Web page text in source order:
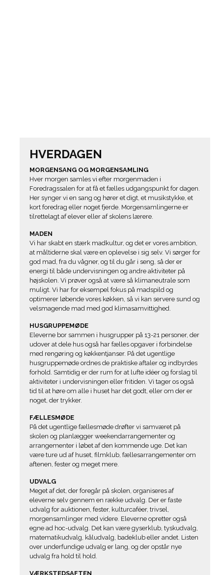
HVERDAGEN
MORGENSANG OG MORGENSAMLING
Hver morgen samles vi efter morgenmaden i
Foredragssalen for at få et fælles udgangspunkt for dagen.
Her synger vi en sang og hører et digt, et musikstykke, et
kort foredrag eller noget fjerde. Morgensamlingerne er
tilrettelagt af elever eller af skolens lærere.
MADEN
Vi har skabt en stærk madkultur, og det er vores ambition,
at måltiderne skal være en oplevelse i sig selv. Vi sørger for
god mad, fra du vågner, og til du går i seng, så der er
energi til både undervisningen og andre aktiviteter på
højskolen. Vi prøver også at være så klimaneutrale som
muligt. Vi har for eksempel fokus på madspild og
optimerer løbende vores køkken, så vi kan servere sund og
velsmagende mad med god klimasamvittighed.
HUSGRUPPEMØDE
Eleverne bor sammen i husgrupper på 13-21 personer, der
udover at dele hus også har fælles opgaver i forbindelse
med rengøring og køkkentjanser. På det ugentlige
husgruppemøde ordnes de praktiske aftaler og indbyrdes
forhold. Samtidig er der rum for at lufte idéer og forslag til
aktiviteter i undervisningen eller fritiden. Vi tager os også
tid til at høre om alle i huset har det godt, eller om der er
noget, der trykker.
FÆLLESMØDE
På det ugentlige fællesmøde drøfter vi samværet på
skolen og planlægger weekendarrangementer og
arrangementer i løbet af den kommende uge. Det kan
være ture ud af huset, filmklub, fællesarrangementer om
aftenen, fester og meget mere.
UDVALG
Meget af det, der foregår på skolen, organiseres af
eleverne selv gennem en række udvalg. Der er faste
udvalg for auktionen, fester, kulturcaféer, trivsel,
morgensamlinger med videre. Eleverne opretter også
egne ad hoc-udvalg. Det kan være gyserklub, tyskudvalg,
matematikudvalg, kåludvalg, badeklub eller andet. Listen
over underfundige udvalg er lang, og der opstår nye
udvalg fra hold til hold.
VÆRKSTEDSAFTEN